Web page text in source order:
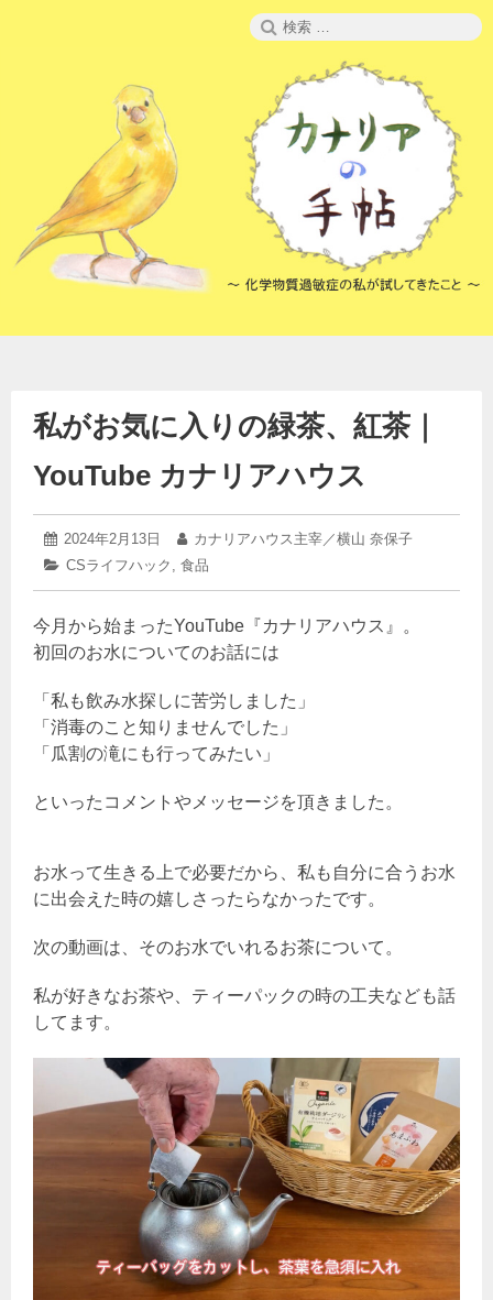
検
索:
私がお気に入りの緑茶、紅茶｜
YouTube カナリアハウス
投
稿
2024年2月13日
2024
年
2
月
日
投
稿
カナリアハウス主宰／横山 奈保子
カ
リ
ー:
CSライフハック , 食品
今月から始まったYouTube『カナリアハウス』。
初回のお水についてのお話には
「私も飲み水探しに苦労しました」
「消毒のこと知りませんでした」
「瓜割の滝にも行ってみたい」
といったコメントやメッセージを頂きました。
お水って生きる上で必要だから、私も自分に合うお水
に出会えた時の嬉しさったらなかったです。
次の動画は、そのお水でいれるお茶について。
私が好きなお茶や、ティーパックの時の工夫なども話
してます。